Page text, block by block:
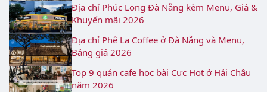
Địa chỉ Phúc Long Đà Nẵng kèm Menu, Giá &
Khuyến mãi 2026
Địa chỉ Phê La Coffee ở Đà Nẵng và Menu,
Bảng giá 2026
Top 9 quán cafe học bài Cực Hot ở Hải Châu
năm 2026